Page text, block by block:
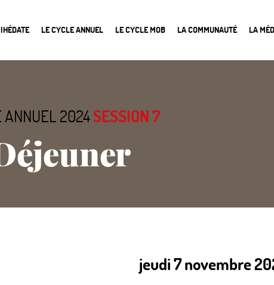
LE CYCLE ANNUEL LE CYCLE MOB LA COMMUNAUTÉ LA
ANNUEL 2024SESSION 7
jeudi 7 novembre